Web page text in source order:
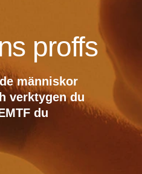
proffs
människor
verktygen du
du